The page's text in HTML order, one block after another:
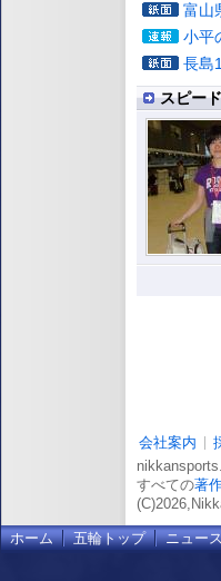
富山
小平
長島
スピー
会社案内
すべての著
ホーム 五輪トップ ニュー